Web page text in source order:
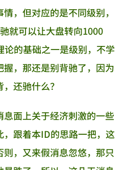
，但对应的是不同级别，
就可以让大盘转向1000
的基础之一是级别，不学
，那还是别背驰了，因为
还驰什么？
面上关于经济刺激的一些
跟着本ID的思路一把，这
，又来假消息忽悠，那只